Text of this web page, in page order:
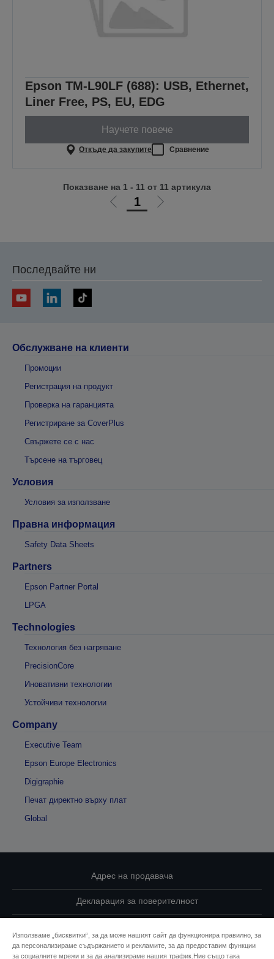
Epson TM-L90LF (688): USB, Ethernet,
Liner Free, PS, EU, EDG
Научете повече
Откъде да закупите Сравнение
Отиди
1
Отиди
Показване на 1 - 11 от 11 артикула
Последвайте ни
Обслужване на клиенти
Промоции
Регистрация на продукт
Проверка на гаранцията
Регистриране за CoverPlus
Свържете се с нас
Търсене на търговец
Условия
Условия за използване
Правна информация
Safety Data Sheets
Partners
Epson Partner Portal
LPGA
Technologies
Технология без нагряване
PrecisionCore
Иновативни технологии
Устойчиви технологии
Company
Executive Team
Epson Europe Electronics
Digigraphie
Печат директно върху плат
Global
Адрес на продавача
Декларация за поверителност
Свържете се с нас за Вашите данни
Използваме „бисквитки“, за да може нашият сайт да функционира правилно, за
да персонализираме съдържанието и рекламите, за да предоставим функции
за социалните мрежи и за да анализираме нашия трафик.Ние също така